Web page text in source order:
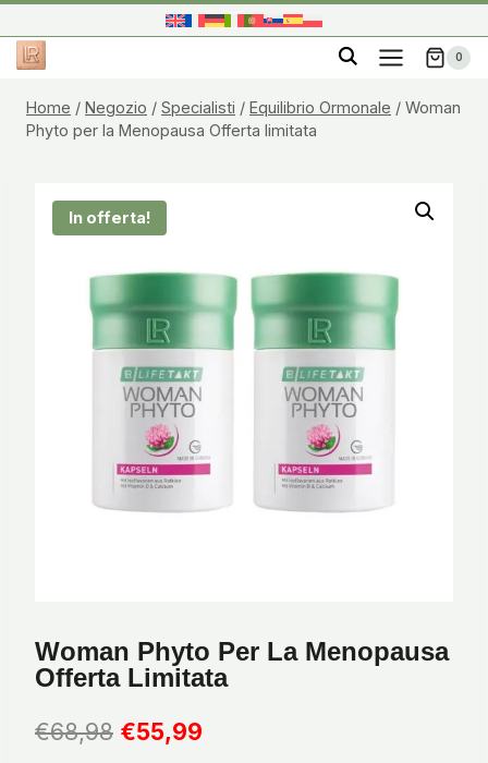
al
contenuto
0
Home / Negozio / Specialisti / Equilibrio Ormonale / Woman
Phyto per la Menopausa Offerta limitata
In offerta!
Woman Phyto Per La Menopausa
Offerta Limitata
€68,98 Il
€55,99